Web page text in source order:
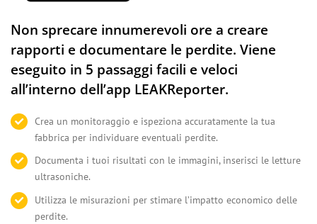
Non sprecare innumerevoli ore a creare
rapporti e documentare le perdite. Viene
eseguito in 5 passaggi facili e veloci
all’interno dell’app LEAKReporter.
Crea un monitoraggio e ispeziona accuratamente la tua
fabbrica per individuare eventuali perdite.
Documenta i tuoi risultati con le immagini, inserisci le letture
ultrasoniche.
Utilizza le misurazioni per stimare l’impatto economico delle
perdite.